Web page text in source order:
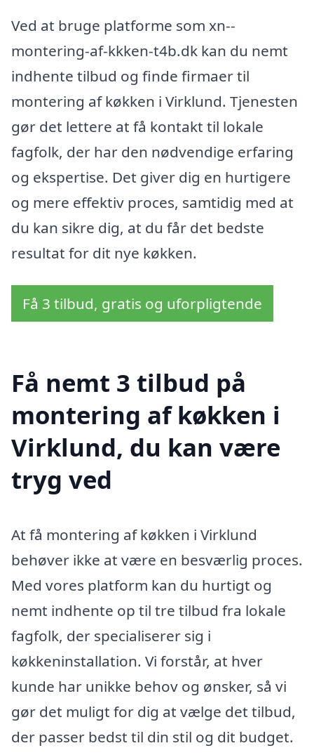
Ved at bruge platforme som xn--
montering-af-kkken-t4b.dk kan du nemt
indhente tilbud og finde firmaer til
montering af køkken i Virklund. Tjenesten
gør det lettere at få kontakt til lokale
fagfolk, der har den nødvendige erfaring
og ekspertise. Det giver dig en hurtigere
og mere effektiv proces, samtidig med at
du kan sikre dig, at du får det bedste
resultat for dit nye køkken.
Få 3 tilbud, gratis og uforpligtende
Få nemt 3 tilbud på
montering af køkken i
Virklund, du kan være
tryg ved
At få montering af køkken i Virklund
behøver ikke at være en besværlig proces.
Med vores platform kan du hurtigt og
nemt indhente op til tre tilbud fra lokale
fagfolk, der specialiserer sig i
køkkeninstallation. Vi forstår, at hver
kunde har unikke behov og ønsker, så vi
gør det muligt for dig at vælge det tilbud,
der passer bedst til din stil og dit budget.